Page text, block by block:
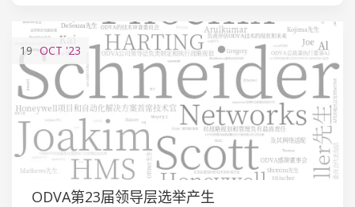
19 OCT '23
ODVA第23届领导层选举产生